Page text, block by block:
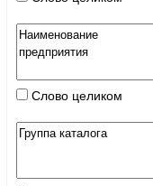
Слово целиком